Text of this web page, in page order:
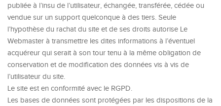
publiée à l’insu de l’utilisateur, échangée, transférée, cédée ou
vendue sur un support quelconque à des tiers. Seule
l’hypothèse du rachat du site et de ses droits autorise Le
Webmaster à transmettre les dites informations à l’éventuel
acquéreur qui serait à son tour tenu à la même obligation de
conservation et de modification des données vis à vis de
l’utilisateur du site.
Le site est en conformité avec le RGPD.
Les bases de données sont protégées par les dispositions de la